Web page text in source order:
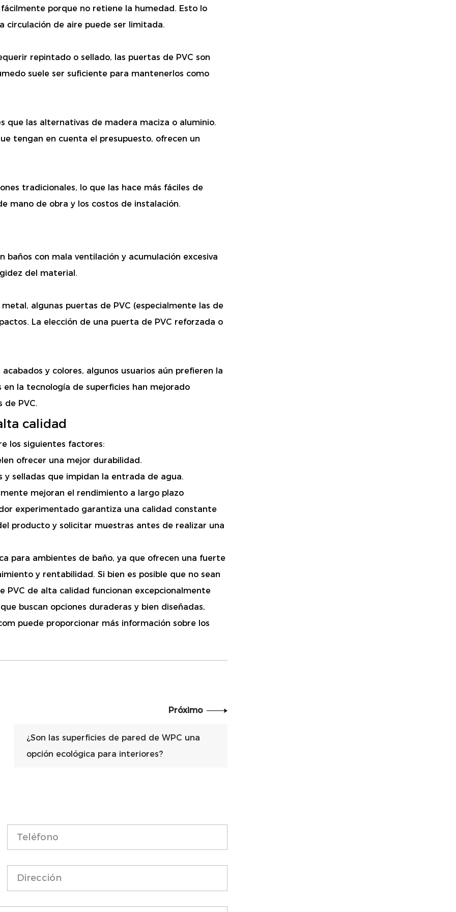
porque no retiene la humedad. Esto lo
circulación de aire puede ser limitada.
repintado o sellado, las puertas de PVC son
suele ser suficiente para mantenerlos como
que las alternativas de madera maciza o aluminio.
tengan en cuenta el presupuesto, ofrecen un
tradicionales, lo que las hace más fáciles de
mano de obra y los costos de instalación.
baños con mala ventilación y acumulación excesiva
del material.
algunas puertas de PVC (especialmente las de
La elección de una puerta de PVC reforzada o
y colores, algunos usuarios aún prefieren la
la tecnología de superficies han mejorado
PVC.
calidad
los siguientes factores:
ofrecer una mejor durabilidad.
y selladas que impidan la entrada de agua.
mejoran el rendimiento a largo plazo
experimentado garantiza una calidad constante
producto y solicitar muestras antes de realizar una
para ambientes de baño, ya que ofrecen una fuerte
y rentabilidad. Si bien es posible que no sean
PVC de alta calidad funcionan excepcionalmente
buscan opciones duraderas y bien diseñadas,
puede proporcionar más información sobre los
Próximo
¿Son las superficies de pared de WPC una
opción ecológica para interiores?